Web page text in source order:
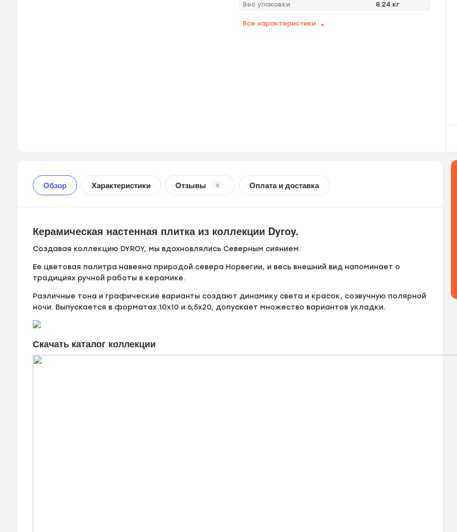
Вес упаковки
8.24 кг
Все характеристики
Обзор Характеристики Отзывы 0 Оплата и доставка
Керамическая настенная плитка из коллекции Dyroy.
Создавая коллекцию DYROY, мы вдохновлялись Северным сиянием.
Ее цветовая палитра навеяна природой севера Норвегии, и весь внешний вид напоминает о
традициях ручной работы в керамике.
Различные тона и графические варианты создают динамику света и красок, созвучную полярной
ночи. Выпускается в форматах 10x10 и 6,5x20, допускает множество вариантов укладки.
Скачать каталог коллекции